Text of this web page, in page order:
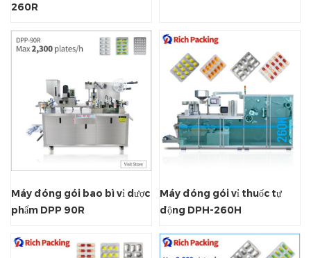
260R
Máy đóng gói bao bì vỉ dược
phẩm DPP 90R
Máy đóng gói vỉ thuốc tự
động DPH-260H